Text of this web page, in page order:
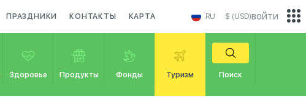
ПРАЗДНИКИ КОНТАКТЫ КАРТА RU $ (USD)
Здоровье Продукты Фонды Туризм Поиск
войти